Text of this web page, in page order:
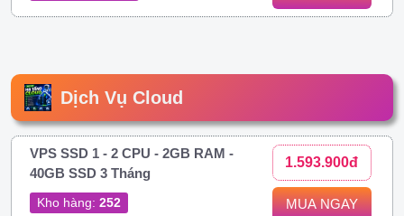
Dịch Vụ Cloud
VPS SSD 1 - 2 CPU - 2GB RAM -
40GB SSD 3 Tháng
Kho hàng: 252
1.593.900đ
MUA NGAY